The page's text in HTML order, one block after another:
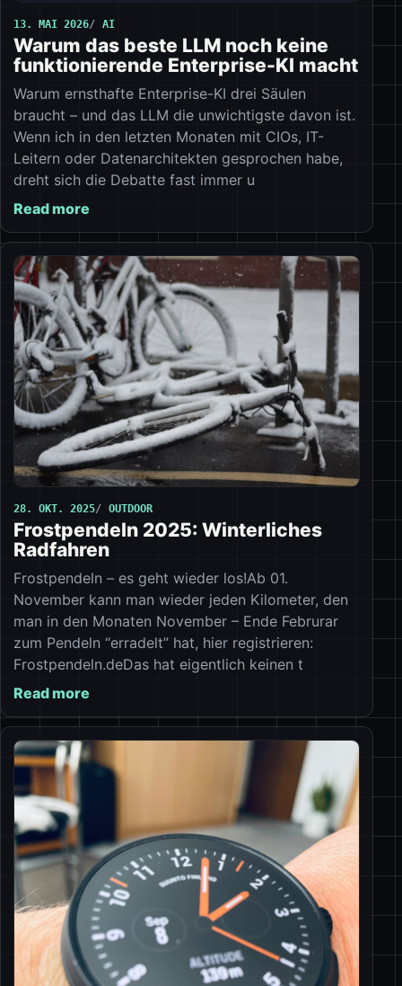
13. MAI 2026 AI
Warum das beste LLM noch keine
funktionierende Enterprise-KI macht
Warum ernsthafte Enterprise-KI drei Säulen
braucht – und das LLM die unwichtigste davon ist.
Wenn ich in den letzten Monaten mit CIOs, IT-
Leitern oder Datenarchitekten gesprochen habe,
dreht sich die Debatte fast immer u
Read more
28. OKT. 2025 OUTDOOR
Frostpendeln 2025: Winterliches
Radfahren
Frostpendeln – es geht wieder los!Ab 01.
November kann man wieder jeden Kilometer, den
man in den Monaten November – Ende Februrar
zum Pendeln “erradelt” hat, hier registrieren:
Frostpendeln.deDas hat eigentlich keinen t
Read more